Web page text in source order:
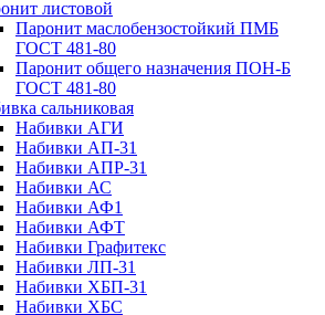
листовой
Паронит маслобензостойкий ПМБ
ГОСТ 481-80
Паронит общего назначения ПОН-Б
ГОСТ 481-80
сальниковая
Набивки АГИ
Набивки АП-31
Набивки АПР-31
Набивки АС
Набивки АФ1
Набивки АФТ
Набивки Графитекс
Набивки ЛП-31
Набивки ХБП-31
Набивки ХБС